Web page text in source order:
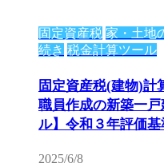
固定資産税 家・土地
続き 税金計算ツール
固定資産税(建物)計
職員作成の新築一
ル】令和３年評価基
2025/6/8